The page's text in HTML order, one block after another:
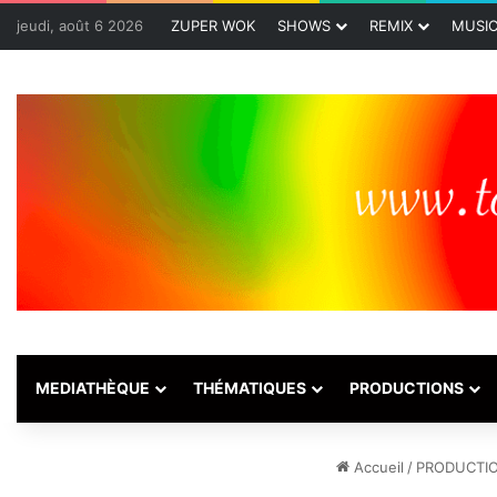
jeudi, août 6 2026 ZUPER WOK SHOWS REMIX MUSIC
MEDIATHÈQUE THÉMATIQUES PRODUCTIONS
Accueil /